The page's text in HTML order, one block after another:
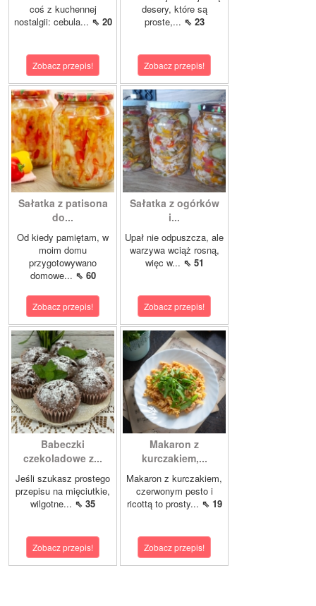
coś z kuchennej
nostalgii: cebula... ⇖ 20
Zobacz przepis!
desery, które są
proste,... ⇖ 23
Zobacz przepis!
Sałatka z patisona
do...
Od kiedy pamiętam, w
moim domu
przygotowywano
domowe... ⇖ 60
Zobacz przepis!
Sałatka z ogórków
i...
Upał nie odpuszcza, ale
warzywa wciąż rosną,
więc w... ⇖ 51
Zobacz przepis!
Babeczki
czekoladowe z...
Jeśli szukasz prostego
przepisu na mięciutkie,
wilgotne... ⇖ 35
Zobacz przepis!
Makaron z
kurczakiem,...
Makaron z kurczakiem,
czerwonym pesto i
ricottą to prosty... ⇖ 19
Zobacz przepis!